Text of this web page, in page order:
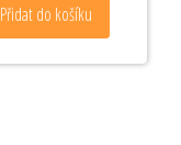
Přidat do košíku